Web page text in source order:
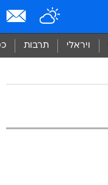
ויראלי תרבות